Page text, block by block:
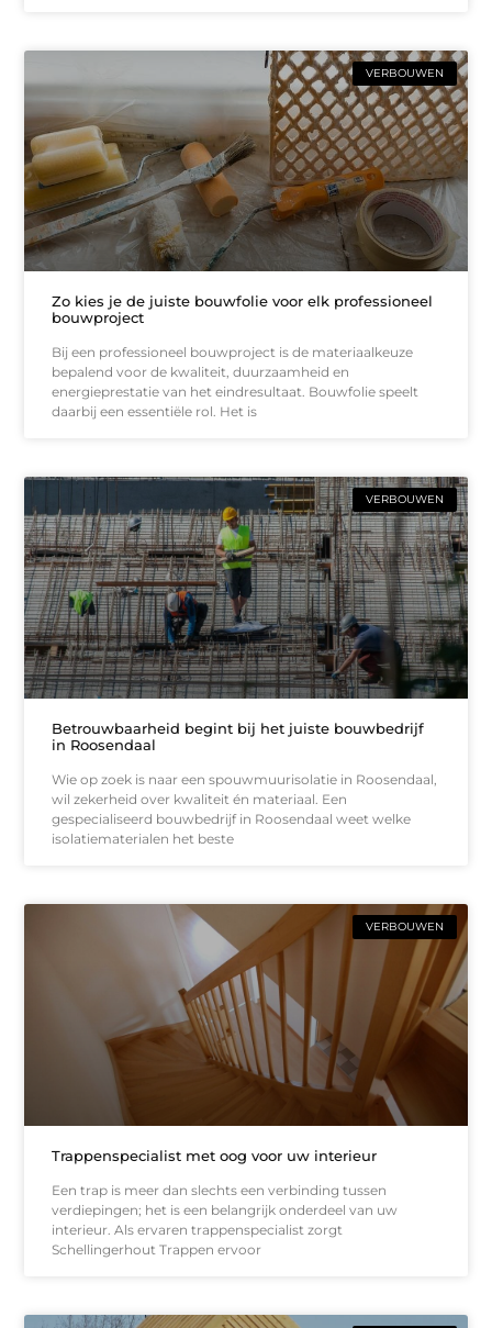
VERBOUWEN
Zo kies je de juiste bouwfolie voor elk professioneel
bouwproject
Bij een professioneel bouwproject is de materiaalkeuze
bepalend voor de kwaliteit, duurzaamheid en
energieprestatie van het eindresultaat. Bouwfolie speelt
daarbij een essentiële rol. Het is
VERBOUWEN
Betrouwbaarheid begint bij het juiste bouwbedrijf
in Roosendaal
Wie op zoek is naar een spouwmuurisolatie in Roosendaal,
wil zekerheid over kwaliteit én materiaal. Een
gespecialiseerd bouwbedrijf in Roosendaal weet welke
isolatiematerialen het beste
VERBOUWEN
Trappenspecialist met oog voor uw interieur
Een trap is meer dan slechts een verbinding tussen
verdiepingen; het is een belangrijk onderdeel van uw
interieur. Als ervaren trappenspecialist zorgt
Schellingerhout Trappen ervoor